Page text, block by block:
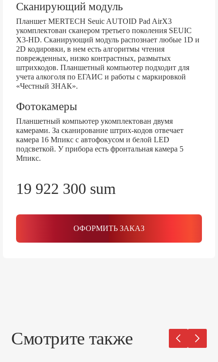
Сканирующий модуль
Планшет MERTECH Seuic AUTOID Pad AirX3
укомплектован сканером третьего поколения SEUIC
X3-HD. Сканирующий модуль распознает любые 1D и
2D кодировки, в нем есть алгоритмы чтения
поврежденных, низко контрастных, размытых
штрихкодов. Планшетный компьютер подходит для
учета алкоголя по ЕГАИС и работы с маркировкой
«Честный ЗНАК».
Фотокамеры
Планшетный компьютер укомплектован двумя
камерами. За сканирование штрих-кодов отвечает
камера 16 Мпикс с автофокусом и белой LED
подсветкой. У прибора есть фронтальная камера 5
Мпикс.
19 922 300 sum
ОФОРМИТЬ ЗАКАЗ
Смотрите также